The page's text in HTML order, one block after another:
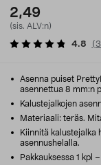
2,49
(sis. ALV:n)
4.8 (
Asenna puiset
asennettua 8 mm:n
Kalustejalkojen
Materiaali: teräs.
Kiinnitä kalustejalka
asennushelalla.
Pakkauksessa 1 kpl